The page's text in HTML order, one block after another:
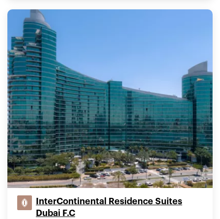
InterContinental Residence Suites
Dubai F.C